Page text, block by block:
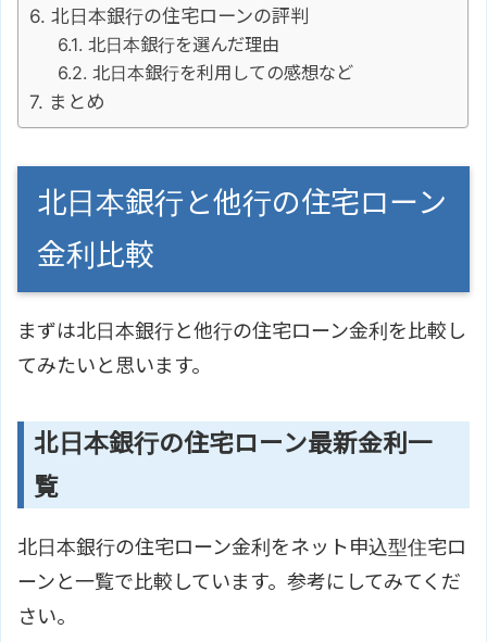
北日本銀行の住宅ローンの評判
北日本銀行を選んだ理由
北日本銀行を利用しての感想など
まとめ
北日本銀行と他行の住宅ローン
金利比較
まずは北日本銀行と他行の住宅ローン金利を比較し
てみたいと思います。
北日本銀行の住宅ローン最新金利一
覧
北日本銀行の住宅ローン金利をネット申込型住宅ロ
ーンと一覧で比較しています。参考にしてみてくだ
さい。